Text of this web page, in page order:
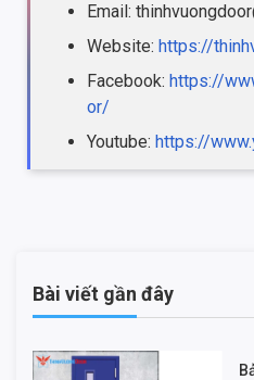
Email:
Website: https://
Facebook: https://
or/
Youtube: https://
Bài viết gần đây